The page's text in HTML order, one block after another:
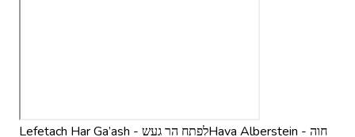
Lefetach Har Ga’ash - לפתח הר געשHava Alberstein - חוה